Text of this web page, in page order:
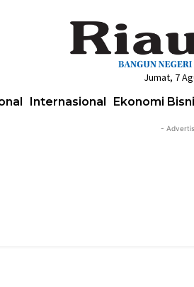
Jumat, 7
Internasional Ekonomi
-